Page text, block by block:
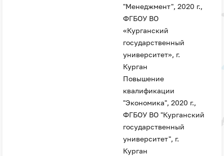
"Менеджмент", 2020 г.,
ФГБОУ ВО
«Курганский
государственный
университет», г.
Курган
Повышение
квалификации
"Экономика", 2020 г.,
ФГБОУ ВО "Курганский
государственный
университет", г.
Курган